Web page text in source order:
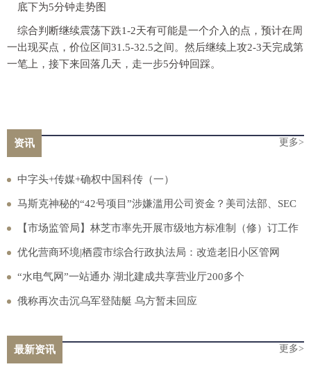
底下为5分钟走势图
综合判断继续震荡下跌1-2天有可能是一个介入的点，预计在周
一出现买点，价位区间31.5-32.5之间。然后继续上攻2-3天完成第
一笔上，接下来回落几天，走一步5分钟回踩。
资讯 更多>
中字头+传媒+确权中国科传（一）
马斯克神秘的“42号项目”涉嫌滥用公司资金？美司法部、SEC
全来调查了
【市场监管局】林芝市率先开展市级地方标准制（修）订工作
优化营商环境|栖霞市综合行政执法局：改造老旧小区管网
“水电气网”一站通办 湖北建成共享营业厅200多个
俄称再次击沉乌军登陆艇 乌方暂未回应
最新资讯 更多>